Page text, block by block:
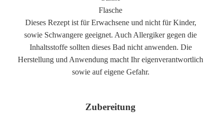
Flasche
Dieses Rezept ist für Erwachsene und nicht für Kinder,
sowie Schwangere geeignet. Auch Allergiker gegen die
Inhaltsstoffe sollten dieses Bad nicht anwenden. Die
Herstellung und Anwendung macht Ihr eigenverantwortlich
sowie auf eigene Gefahr.
Zubereitung